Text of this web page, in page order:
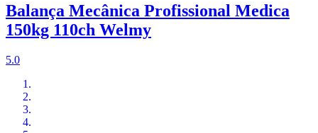
Balança Mecânica Profissional Medica
150kg 110ch Welmy
5.0